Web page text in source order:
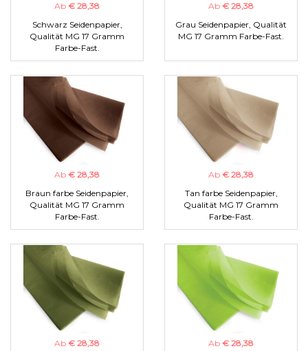
Ab € 28,38
Schwarz Seidenpapier,
Qualität MG 17 Gramm
Farbe-Fast.
Ab € 28,38
Grau Seidenpapier, Qualität
MG 17 Gramm Farbe-Fast.
Ab € 28,38
Braun farbe Seidenpapier,
Qualität MG 17 Gramm
Farbe-Fast.
Ab € 28,38
Tan farbe Seidenpapier,
Qualität MG 17 Gramm
Farbe-Fast.
Ab € 28,38
Ab € 28,38